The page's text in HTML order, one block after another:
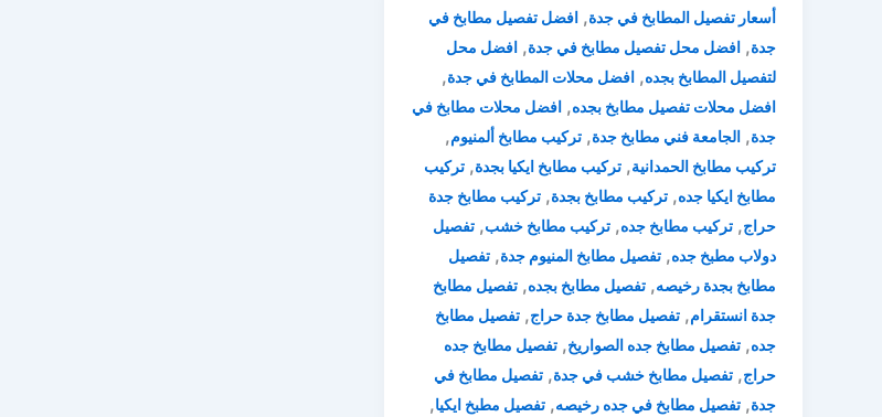
أسعار تفصيل المطابخ في جدة, افضل تفصيل مطابخ في
جدة, افضل محل تفصيل مطابخ في جدة, افضل محل
لتفصيل المطابخ بجده, افضل محلات المطابخ في جدة,
افضل محلات تفصيل مطابخ بجده, افضل محلات مطابخ في
جدة, الجامعة فني مطابخ جدة, تركيب مطابخ ألمنيوم,
تركيب مطابخ الحمدانية, تركيب مطابخ ايكيا بجدة, تركيب
مطابخ ايكيا جده, تركيب مطابخ بجدة, تركيب مطابخ جدة
حراج, تركيب مطابخ جده, تركيب مطابخ خشب, تفصيل
دولاب مطبخ جده, تفصيل مطابخ المنيوم جدة, تفصيل
مطابخ بجدة رخيصه, تفصيل مطابخ بجده, تفصيل مطابخ
جدة انستقرام, تفصيل مطابخ جدة حراج, تفصيل مطابخ
جده, تفصيل مطابخ جده الصواريخ, تفصيل مطابخ جده
حراج, تفصيل مطابخ خشب في جدة, تفصيل مطابخ في
جدة, تفصيل مطابخ في جده رخيصه, تفصيل مطبخ ايكيا,